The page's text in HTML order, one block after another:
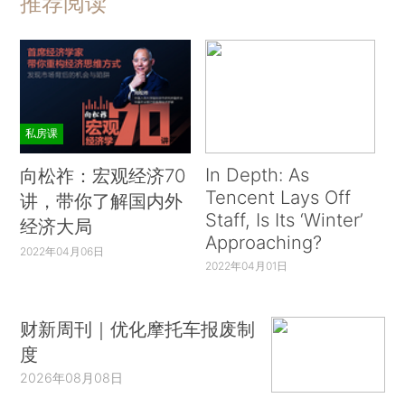
私房课
向松祚：宏观经济70
讲，带你了解国内外
经济大局
2022年04月06日
In Depth: As
Tencent Lays Off
Staff, Is Its ‘Winter’
Approaching?
2022年04月01日
财新周刊｜优化摩托车报废制
度
2026年08月08日